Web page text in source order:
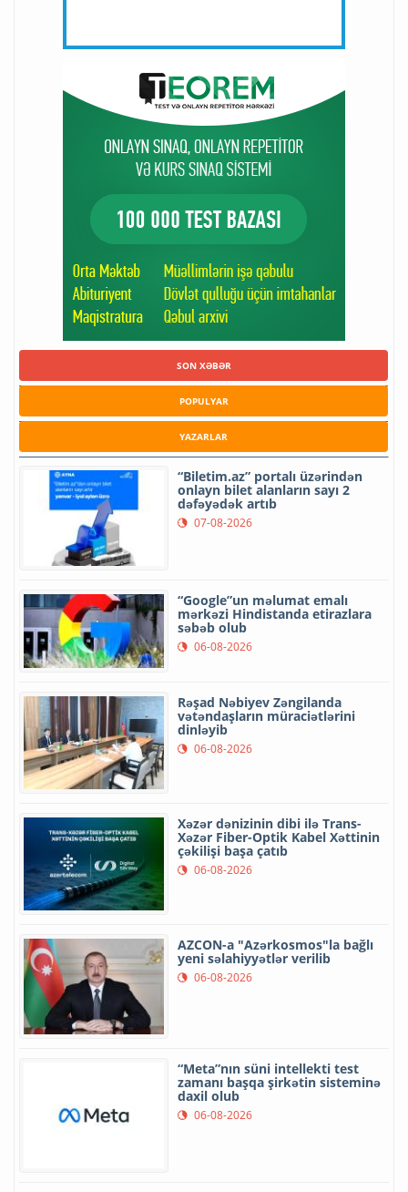
SON XƏBƏR
POPULYAR
YAZARLAR
“Biletim.az” portalı üzərindən
onlayn bilet alanların sayı 2
dəfəyədək artıb
07-08-2026
“Google”un məlumat emalı
mərkəzi Hindistanda etirazlara
səbəb olub
06-08-2026
Rəşad Nəbiyev Zəngilanda
vətəndaşların müraciətlərini
dinləyib
06-08-2026
Xəzər dənizinin dibi ilə Trans-
Xəzər Fiber-Optik Kabel Xəttinin
çəkilişi başa çatıb
06-08-2026
AZCON-a "Azərkosmos"la bağlı
yeni səlahiyyətlər verilib
06-08-2026
“Meta”nın süni intellekti test
zamanı başqa şirkətin sisteminə
daxil olub
06-08-2026